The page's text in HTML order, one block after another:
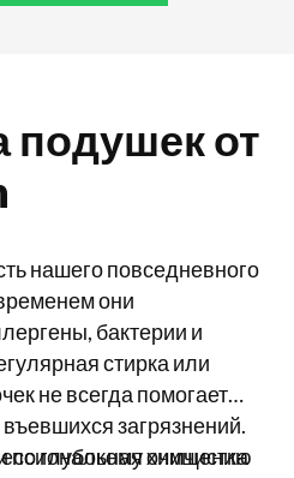
подушек от
нашего повседневного
они
бактерии и
стирка или
не всегда помогает
въевшихся загрязнений.
химчистка
по глубокому очищению